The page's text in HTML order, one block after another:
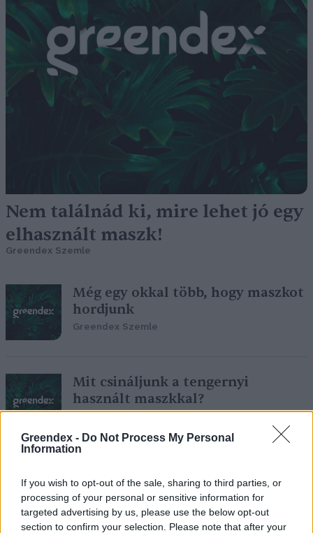
Greendex - Do Not Process My Personal
Information
If you wish to opt-out of the sale, sharing to third parties, or
processing of your personal or sensitive information for
targeted advertising by us, please use the below opt-out
section to confirm your selection. Please note that after your
Nem találnád ki, mire lehet jó egy
elhasznált maszk!
Greendex Szemle
Még egy okkal több, hogy maszkot
hordjunk
Greendex Szemle
Mit csináljunk a tengernyi
használt maszkkal?
nyakunkon a járvány után
Hajas Gyula Bence